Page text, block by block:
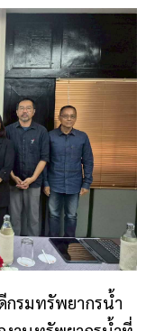
รมทรัพยากรน้ำ